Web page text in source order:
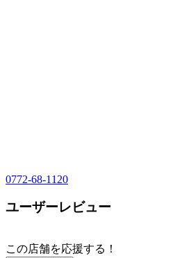
0772-68-1120
ユーザーレビュー
この店舗を応援する！